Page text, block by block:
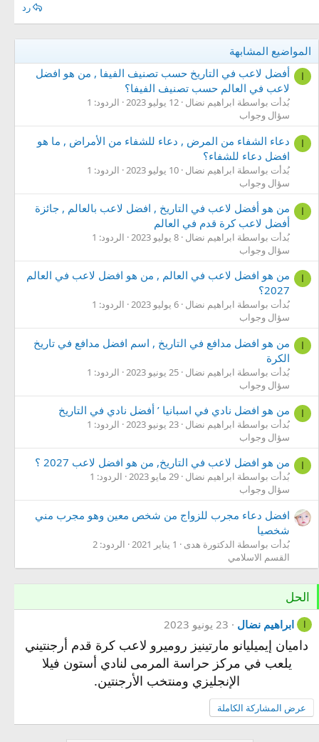
رد
المواضيع المشابهة
ا
أفضل لاعب في التاريخ حسب تصنيف الفيفا , من هو افضل
لاعب في العالم حسب تصنيف الفيفا؟
بُدأت بواسطة ابراهيم نضال 12 يوليو 2023
الردود: 1
سؤال وجواب
ا
دعاء الشفاء من المرض , دعاء للشفاء من الأمراض , ما هو
افضل دعاء للشفاء؟
بُدأت بواسطة ابراهيم نضال 10 يوليو 2023
الردود: 1
سؤال وجواب
ا
من هو أفضل لاعب في التاريخ , افضل لاعب بالعالم , جائزة
أفضل لاعب كرة قدم في العالم
بُدأت بواسطة ابراهيم نضال 8 يوليو 2023
الردود: 1
سؤال وجواب
ا
من هو افضل لاعب في العالم , من هو افضل لاعب في العالم
2027؟
بُدأت بواسطة ابراهيم نضال 6 يوليو 2023
الردود: 1
سؤال وجواب
ا
من هو افضل مدافع في التاريخ , اسم افضل مدافع في تاريخ
الكرة
بُدأت بواسطة ابراهيم نضال 25 يونيو 2023
الردود: 1
سؤال وجواب
ا من هو افضل نادي في اسبانيا ’ أفضل نادي في التاريخ
بُدأت بواسطة ابراهيم نضال 23 يونيو 2023
الردود: 1
سؤال وجواب
ا من هو افضل لاعب في التاريخ, من هو افضل لاعب 2027 ؟
بُدأت بواسطة ابراهيم نضال 29 مايو 2023
الردود: 1
سؤال وجواب
افضل دعاء مجرب للزواج من شخص معين وهو مجرب مني
شخصيا
بُدأت بواسطة الدكتورة هدى 1 يناير 2021
الردود: 2
القسم الاسلامي
الحل
ا ابراهيم نضال 23 يونيو 2023
داميان إيميليانو مارتينيز روميرو لاعب كرة قدم أرجنتيني
يلعب في مركز حراسة المرمى لنادي أستون فيلا
الإنجليزي و‌منتخب الأرجنتين.
عرض المشاركة الكاملة